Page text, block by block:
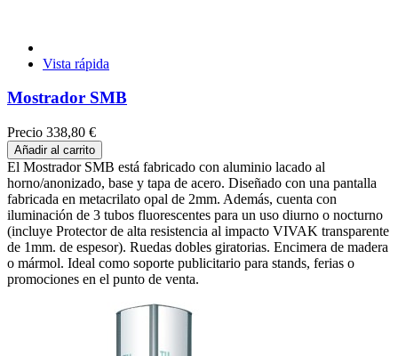
Vista rápida
Mostrador SMB
Precio 338,80 €
Añadir al carrito
El Mostrador SMB está fabricado con aluminio lacado al
horno/anonizado, base y tapa de acero. Diseñado con una pantalla
fabricada en metacrilato opal de 2mm. Además, cuenta con
iluminación de 3 tubos fluorescentes para un uso diurno o nocturno
(incluye Protector de alta resistencia al impacto VIVAK transparente
de 1mm. de espesor). Ruedas dobles giratorias. Encimera de madera
o mármol. Ideal como soporte publicitario para stands, ferias o
promociones en el punto de venta.